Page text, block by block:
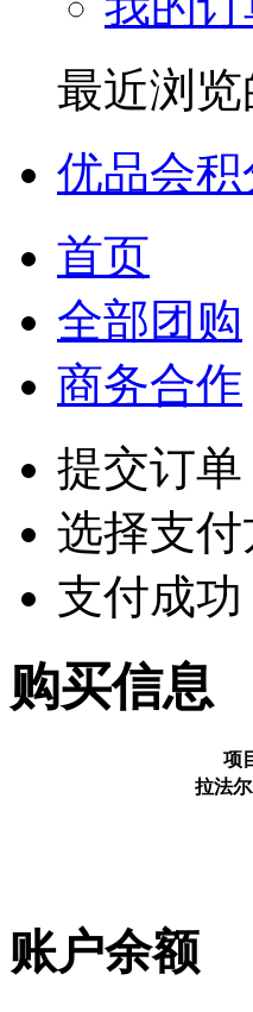
最近浏览
优品会积
首页
全部团购
商务合作
提交订单
选择支付
支付成功
购买信息
项
拉法
账户余额